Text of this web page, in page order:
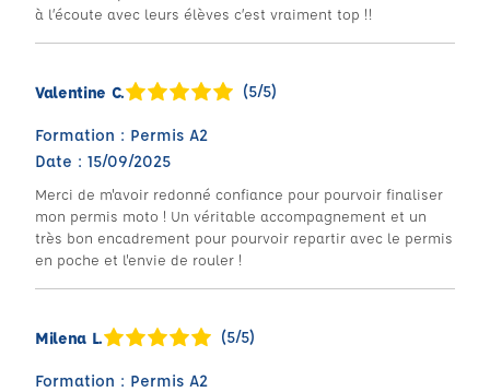
à l’écoute avec leurs élèves c’est vraiment top !!
Valentine C. (5/5)
Formation : Permis A2
Date : 15/09/2025
Merci de m'avoir redonné confiance pour pourvoir finaliser
mon permis moto ! Un véritable accompagnement et un
très bon encadrement pour pourvoir repartir avec le permis
en poche et l'envie de rouler !
Milena L. (5/5)
Formation : Permis A2